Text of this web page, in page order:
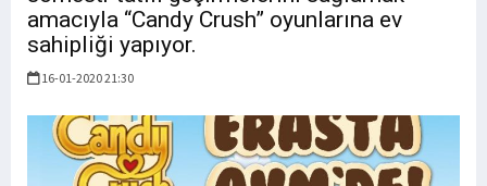
amacıyla “Candy Crush” oyunlarına ev
sahipliği yapıyor.
16-01-2020 21:30